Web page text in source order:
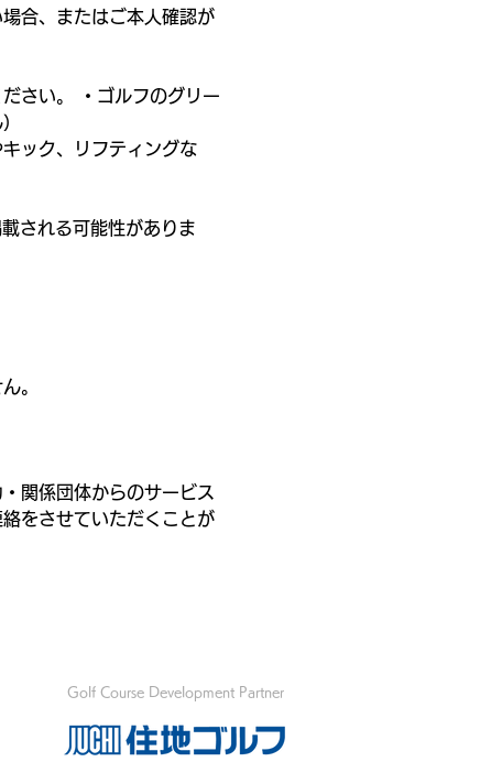
合、またはご本人確認が
さい。 ・ゴルフのグリー
ック、リフティングな
される可能性がありま
。
関係団体からのサービス
をさせていただくことが
Golf Course Development Partner